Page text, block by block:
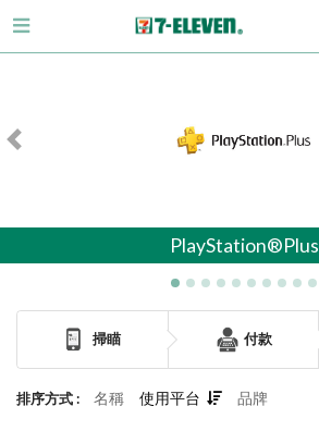
PlayStation®Plus
Previous
掃瞄 付款
排序方式 : 名稱 使用平台 品牌